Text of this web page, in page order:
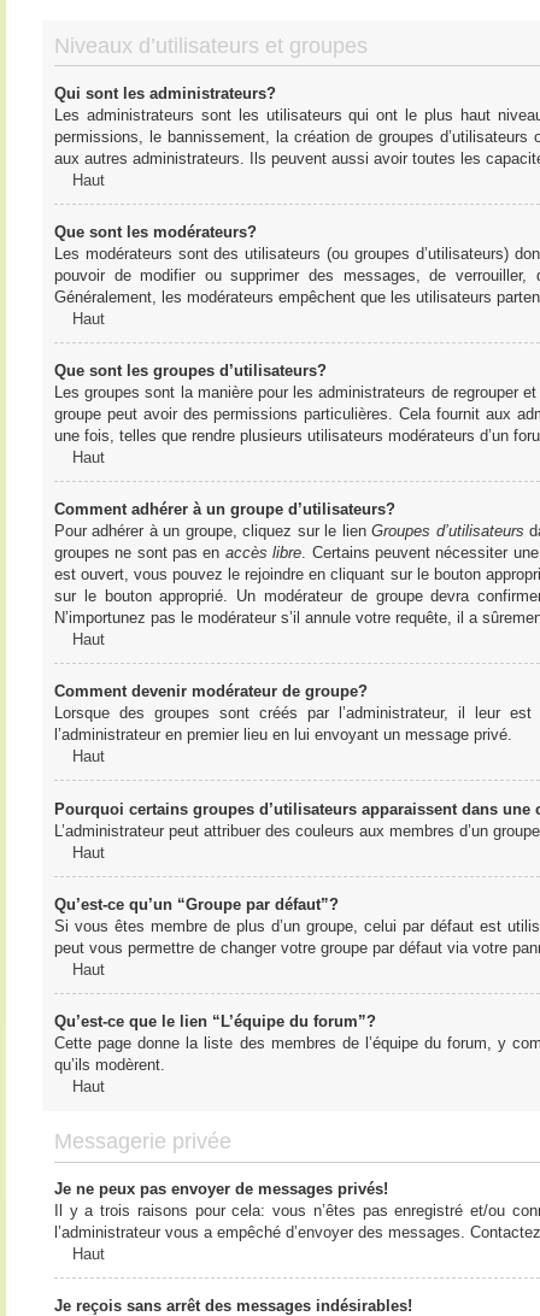
Niveaux d’utilisateurs et groupes
Qui sont les administrateurs?
Les administrateurs sont les utilisateurs qui ont le plus haut
permissions, le bannissement, la création de groupes
aux autres administrateurs. Ils peuvent aussi avoir toutes les
Haut
Que sont les modérateurs?
Les modérateurs sont des utilisateurs (ou groupes d’utilisateurs)
pouvoir de modifier ou supprimer des messages, de
Généralement, les modérateurs empêchent que les utilisateurs
Haut
Que sont les groupes d’utilisateurs?
Les groupes sont la manière pour les administrateurs de regrouper
groupe peut avoir des permissions particulières. Cela fournit aux
une fois, telles que rendre plusieurs utilisateurs modérateurs d’un
Haut
Comment adhérer à un groupe d’utilisateurs?
Pour adhérer à un groupe, cliquez sur le lienGroupes d’utilisateurs
groupes ne sont pas en accès libre. Certains peuvent nécessiter
est ouvert, vous pouvez le rejoindre en cliquant sur le bouton
sur le bouton approprié. Un modérateur de groupe devra
N’importunez pas le modérateur s’il annule votre requête, il a
Haut
Comment devenir modérateur de groupe?
Lorsque des groupes sont créés par l’administrateur, il leur
l’administrateur en premier lieu en lui envoyant un message privé.
Haut
Pourquoi certains groupes d’utilisateurs apparaissent dans une
L’administrateur peut attribuer des couleurs aux membres d’un
Haut
Qu’est-ce qu’un “Groupe par défaut”?
Si vous êtes membre de plus d’un groupe, celui par défaut est
peut vous permettre de changer votre groupe par défaut via votre
Haut
Qu’est-ce que le lien “L’équipe du forum”?
Cette page donne la liste des membres de l’équipe du forum, y
qu’ils modèrent.
Haut
Messagerie privée
Je ne peux pas envoyer de messages privés!
Il y a trois raisons pour cela: vous n’êtes pas enregistré et/ou
l’administrateur vous a empêché d’envoyer des messages.
Haut
Je reçois sans arrêt des messages indésirables!